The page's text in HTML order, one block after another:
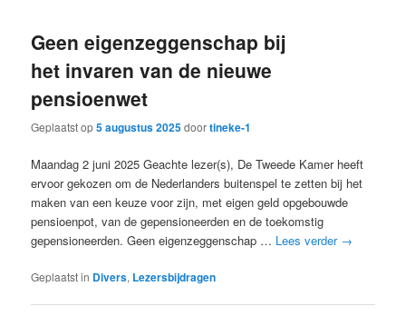
Geen eigenzeggenschap bij
het invaren van de nieuwe
pensioenwet
Geplaatst op5 augustus 2025doortineke-1
Maandag 2 juni 2025 Geachte lezer(s), De Tweede Kamer heeft
ervoor gekozen om de Nederlanders buitenspel te zetten bij het
maken van een keuze voor zijn, met eigen geld opgebouwde
pensioenpot, van de gepensioneerden en de toekomstig
gepensioneerden. Geen eigenzeggenschap … Lees verder →
Geplaatst in Divers, Lezersbijdragen